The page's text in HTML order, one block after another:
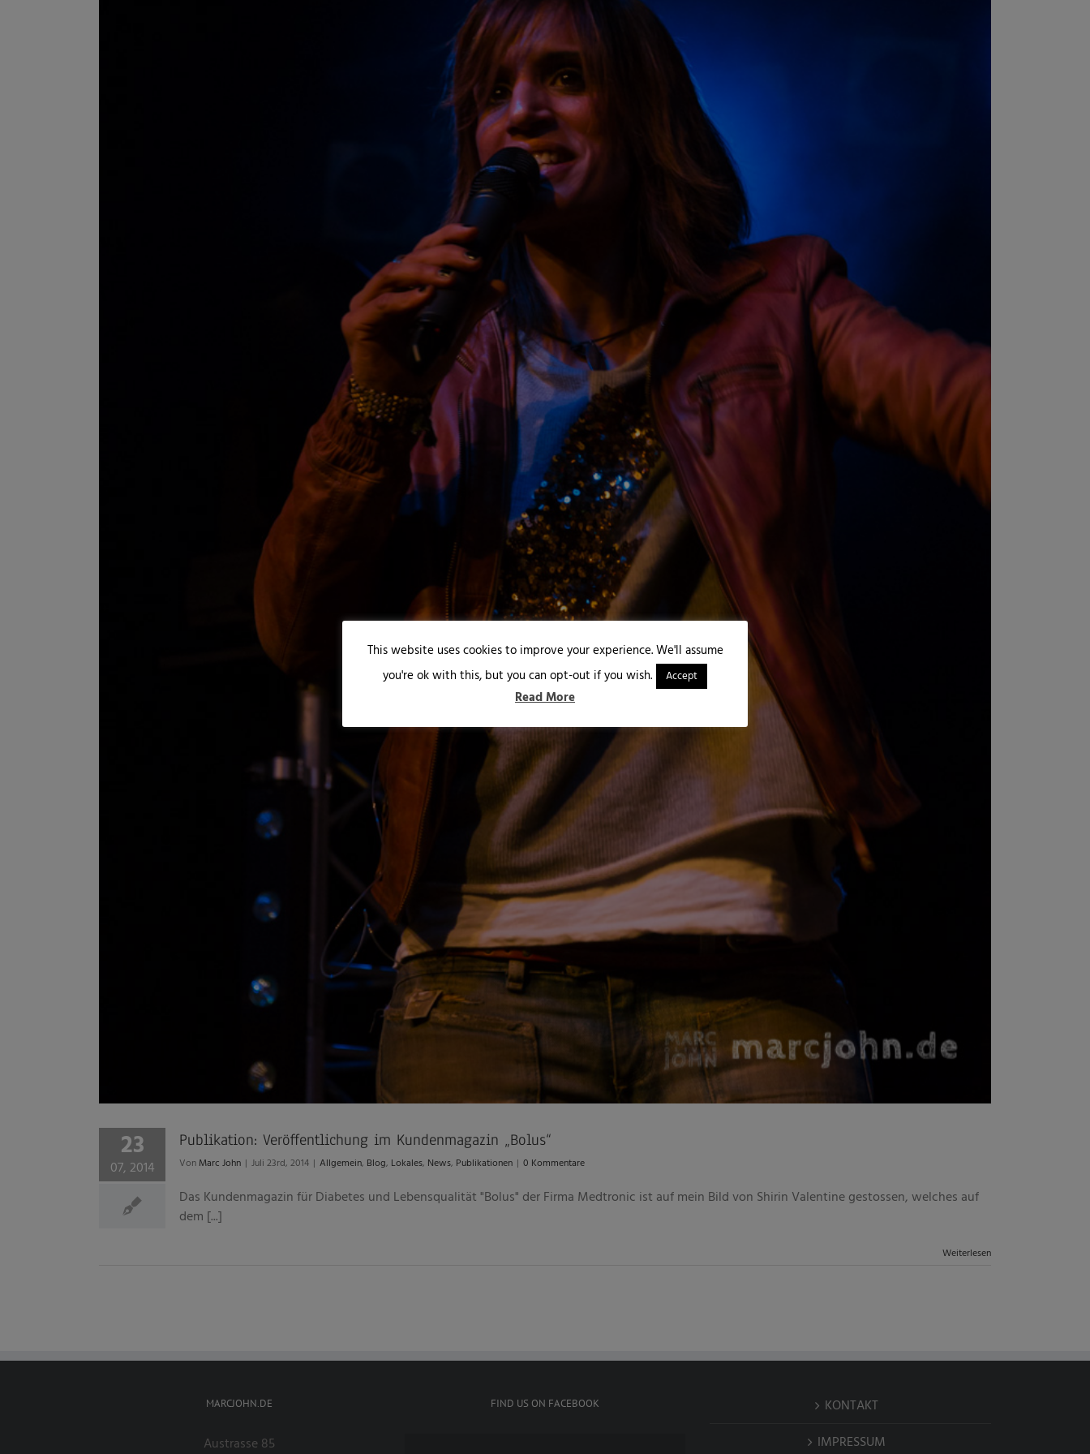
23
07, 2014
Publikation: Veröffentlichung im Kundenmagazin „Bolus“
Von Marc John | Juli 23rd, 2014 | Allgemein, Blog, Lokales, News, Publikationen | 0 Kommentare
Das Kundenmagazin für Diabetes und Lebensqualität "Bolus" der Firma Medtronic ist auf mein Bild von Shirin Valentine gestossen, welches auf
dem [...]
Weiterlesen
MARCJOHN.DE
Austrasse 85
FIND US ON FACEBOOK KONTAKT
IMPRESSUM
This website uses cookies to improve your experience. We'll assume
you're ok with this, but you can opt-out if you wish.
Accept
Read More